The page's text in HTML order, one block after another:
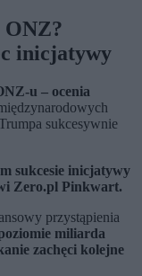
ONZ?
inicjatywy
u – ocenia
sukcesywnie
sukcesie inicjatywy
Zero.pl Pinkwart.
przystąpienia
miliarda
zachęci kolejne